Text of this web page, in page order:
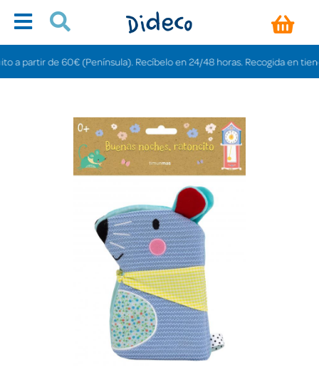
de 60€ (Península). Recíbelo en 24/48 horas. Recogida en tiendas